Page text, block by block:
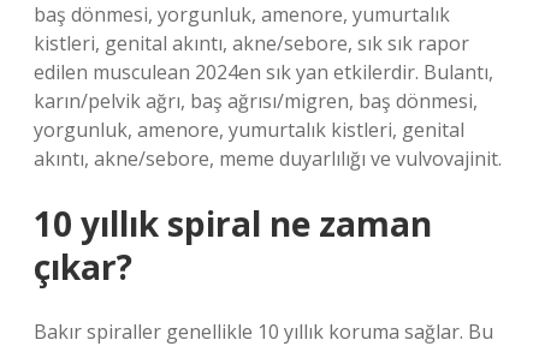
baş dönmesi, yorgunluk, amenore, yumurtalık
kistleri, genital akıntı, akne/sebore, sık sık rapor
edilen musculean 2024en sık yan etkilerdir. Bulantı,
karın/pelvik ağrı, baş ağrısı/migren, baş dönmesi,
yorgunluk, amenore, yumurtalık kistleri, genital
akıntı, akne/sebore, meme duyarlılığı ve vulvovajinit.
10 yıllık spiral ne zaman
çıkar?
Bakır spiraller genellikle 10 yıllık koruma sağlar. Bu